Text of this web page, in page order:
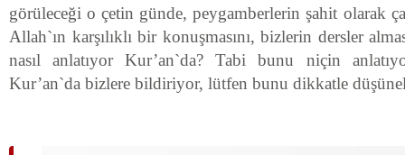
görüleceği o çetin günde, peygamberlerin şahit olarak
Allah`ın karşılıklı bir konuşmasını, bizlerin dersler
nasıl anlatıyor Kur’an`da? Tabi bunu niçin
Kur’an`da bizlere bildiriyor, lütfen bunu dikkatle